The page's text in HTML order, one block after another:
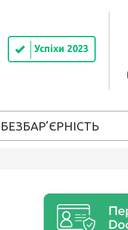
Успіхи 2023
БЕЗБАР’ЄРНІСТЬ